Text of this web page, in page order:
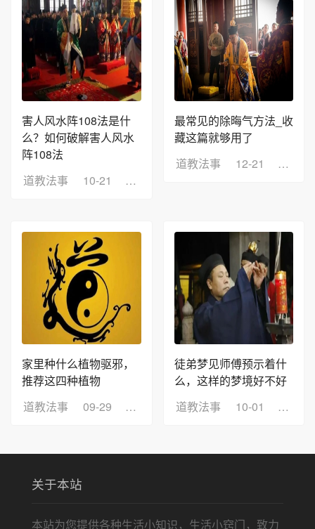
害人风水阵108法是什
么？如何破解害人风水
阵108法
道教法事
10-21 浏览：7
最常见的除晦气方法_收
藏这篇就够用了
道教法事
12-21 浏览
家里种什么植物驱邪，
推荐这四种植物
道教法事
09-29 浏览：9
徒弟梦见师傅预示着什
么，这样的梦境好不好
道教法事
10-01 浏览
关于本站
本站为您提供各种生活小知识，生活小窍门，致力